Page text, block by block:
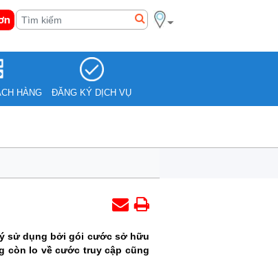
HÀNG ĐĂNG KÝ DỊCH VỤ
sử dụng bởi gói cước sở hữu
còn lo về cước truy cập cũng